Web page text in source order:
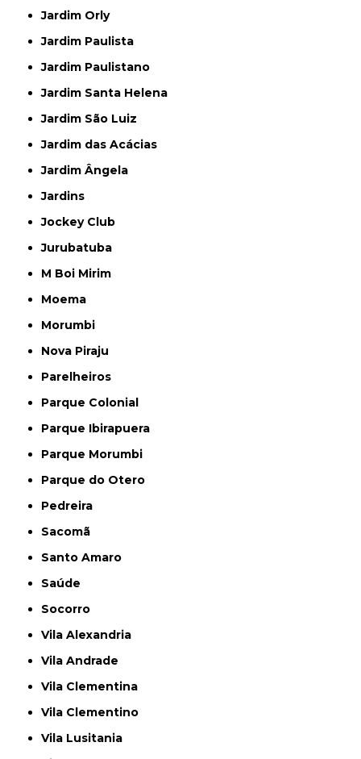
Jardim Orly
Jardim Paulista
Jardim Paulistano
Jardim Santa Helena
Jardim São Luiz
Jardim das Acácias
Jardim Ângela
Jardins
Jockey Club
Jurubatuba
M Boi Mirim
Moema
Morumbi
Nova Piraju
Parelheiros
Parque Colonial
Parque Ibirapuera
Parque Morumbi
Parque do Otero
Pedreira
Sacomã
Santo Amaro
Saúde
Socorro
Vila Alexandria
Vila Andrade
Vila Clementina
Vila Clementino
Vila Lusitania